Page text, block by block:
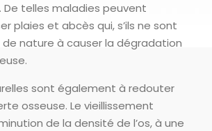
telles maladies peuvent
plaies et abcès qui, s’ils ne sont
nature à causer la dégradation
sont également à redouter
osseuse. Le vieillissement
de la densité de l’os, à une